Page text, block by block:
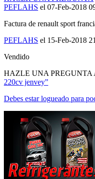
Factura de renault sport
PEFLAHS el 15-Feb-2018
Vendido
HAZLE UNA PREGUNTA
220cv jenvey”
Debes estar logueado para